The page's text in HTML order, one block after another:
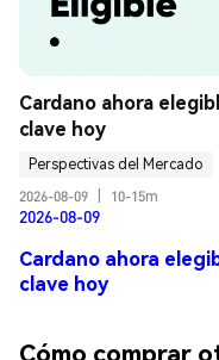
Cardano ahora
clave hoy
Perspectivas del Mercado
2026-08-09
10-15m
2026-08-09
Cardano ahora
clave hoy
Cómo comprar